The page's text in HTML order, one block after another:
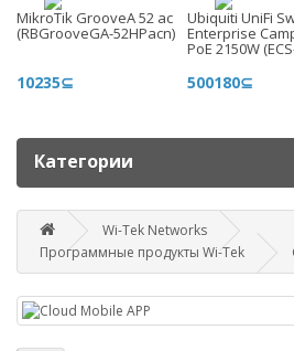
Наш адрес
г. Бишкек, ул. Матросова, 47
Посмотреть адрес в 2GIS
Данил
+996 775 710 060
MikroTik GrooveA 52 ac
(RBGrooveGA-52HPacn)
10235⊆
Ubiquiti UniFi
Enterprise
PoE 2150W
500180⊆
Категории
Wi-Tek Networks
Программные продукты Wi-Tek